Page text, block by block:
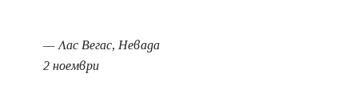
— Лас Вегас, Невада
2 ноември